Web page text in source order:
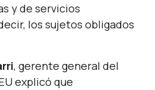
y de servicios
los sujetos obligados
, gerente general del
explicó que